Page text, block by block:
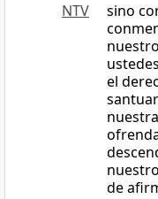
NTV
sino
el
de